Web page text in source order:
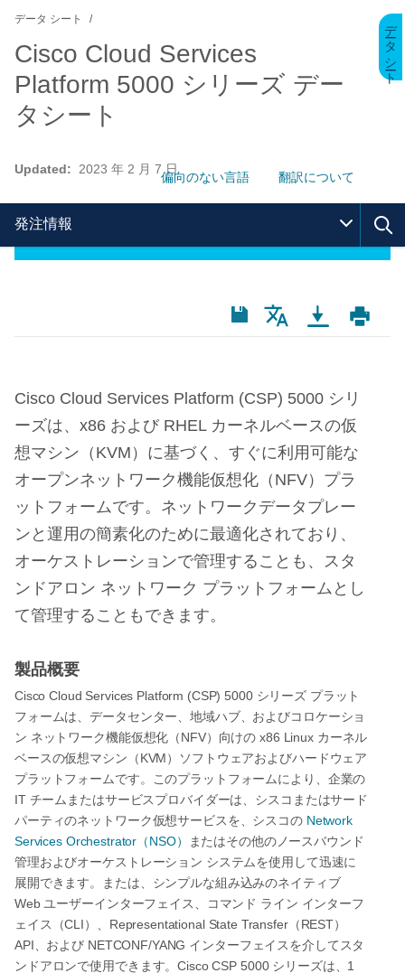
データ シート
Cisco Cloud Services
Platform 5000 シリーズ デー
タシート
データ シート
Updated: 2023 年 2 月 7 日
偏向のない言語 翻訳について
発注情報
Cisco Cloud Services Platform (CSP) 5000 シリ
ーズは、 x86 およびRHEL カーネルベースの仮
想マシン（ KVM ）に基づく、すぐに利用可能な
オープンネットワーク機能仮想化（ NFV）プラ
ットフォームです。ネットワークデータプレー
ンと運用の簡素化のために最適化されており、
オーケストレーションで管理することも、スタ
ンドアロン ネットワーク プラットフォームとし
て管理することもできます。
製品概要
Cisco Cloud Services Platform (CSP) 5000 シリーズ プラット
フォームは、データセンター、地域ハブ、およびコロケーショ
ン ネットワーク機能仮想化（ NFV）向けの x86 Linux カーネル
ベースの仮想マシン（ KVM ）ソフトウェアおよびハードウェア
プラットフォームです。このプラットフォームにより、企業の
IT チームまたはサービスプロバイダーは、シスコまたはサード
パーティのネットワーク仮想サービスを、シスコの Network
Services Orchestrator （ NSO）
またはその他のノースバウンド
管理およびオーケストレーション システムを使用して迅速に
展開できます。または、シンプルな組み込みのネイティブ
Web ユーザーインターフェイス、コマンド ライン インターフ
ェイス（CLI ）、 Representational State Transfer（ REST）
API、および NETCONF/YANG インターフェイスを介してスタ
ンドアロンで使用できます。Cisco CSP 5000 シリーズは、 1